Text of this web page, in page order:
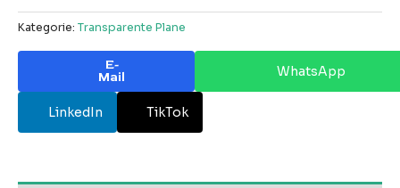
Kategorie: Transparente Plane
E-
Mail
WhatsApp
LinkedIn TikTok